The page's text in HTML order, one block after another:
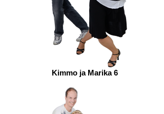
Kimmo ja Marika 6